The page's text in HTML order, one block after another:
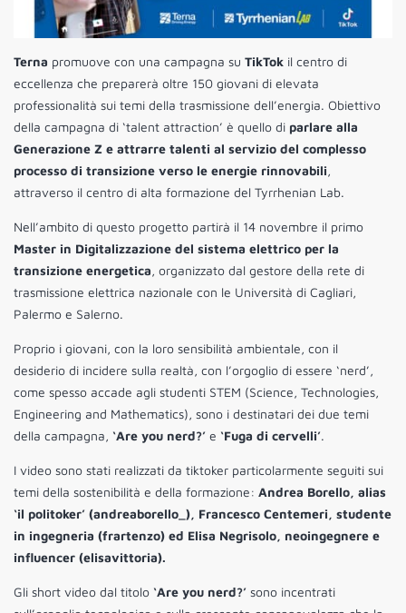
Terna promuove con una campagna su TikTok il centro di
eccellenza che preparerà oltre 150 giovani di elevata
professionalità sui temi della trasmissione dell’energia. Obiettivo
della campagna di ‘talent attraction’ è quello di parlare alla
Generazione Z e attrarre talenti al servizio del complesso
processo di transizione verso le energie rinnovabili,
attraverso il centro di alta formazione del Tyrrhenian Lab.
Nell’ambito di questo progetto partirà il 14 novembre il primo
Master in Digitalizzazione del sistema elettrico per la
transizione energetica, organizzato dal gestore della rete di
trasmissione elettrica nazionale con le Università di Cagliari,
Palermo e Salerno.
Proprio i giovani, con la loro sensibilità ambientale, con il
desiderio di incidere sulla realtà, con l’orgoglio di essere ‘nerd’,
come spesso accade agli studenti STEM (Science, Technologies,
Engineering and Mathematics), sono i destinatari dei due temi
della campagna, ‘Are you nerd?’ e ‘Fuga di cervelli’.
I video sono stati realizzati da tiktoker particolarmente seguiti sui
temi della sostenibilità e della formazione: Andrea Borello, alias
‘il politoker’ (andreaborello_), Francesco Centemeri, studente
in ingegneria (frartenzo) ed Elisa Negrisolo, neoingegnere e
influencer (elisavittoria).
Gli short video dal titolo ‘Are you nerd?’ sono incentrati